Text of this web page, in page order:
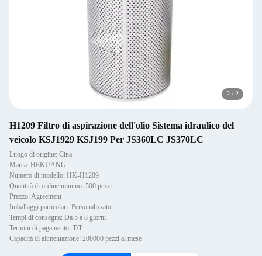
2 / 2
H1209 Filtro di aspirazione dell'olio Sistema idraulico del
veicolo KSJ1929 KSJ199 Per JS360LC JS370LC
Luogo di origine: Cina
Marca: HEKUANG
Numero di modello: HK-H1209
Quantità di ordine minimo: 500 pezzi
Prezzo: Agreement
Imballaggi particolari: Personalizzato
Tempi di consegna: Da 5 a 8 giorni
Termini di pagamento: T/T
Capacità di alimentazione: 200000 pezzi al mese